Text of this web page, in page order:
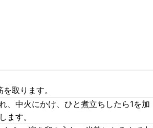
取ります。
、中火にかけ、ひと煮立ちしたら1を加
ます。